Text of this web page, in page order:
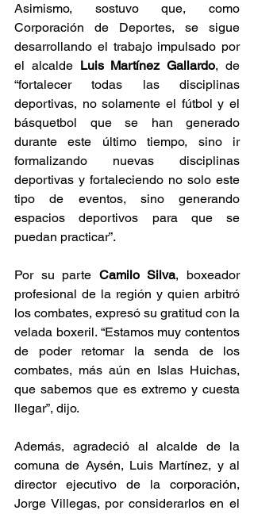
Asimismo, sostuvo que, como
Corporación de Deportes, se sigue
desarrollando el trabajo impulsado por
el alcalde Luis Martínez Gallardo, de
“fortalecer todas las disciplinas
deportivas, no solamente el fútbol y el
básquetbol que se han generado
durante este último tiempo, sino ir
formalizando nuevas disciplinas
deportivas y fortaleciendo no solo este
tipo de eventos, sino generando
espacios deportivos para que se
puedan practicar”.
Por su parte Camilo Silva, boxeador
profesional de la región y quien arbitró
los combates, expresó su gratitud con la
velada boxeril. “Estamos muy contentos
de poder retomar la senda de los
combates, más aún en Islas Huichas,
que sabemos que es extremo y cuesta
llegar”, dijo.
Además, agradeció al alcalde de la
comuna de Aysén, Luis Martínez, y al
director ejecutivo de la corporación,
Jorge Villegas, por considerarlos en el